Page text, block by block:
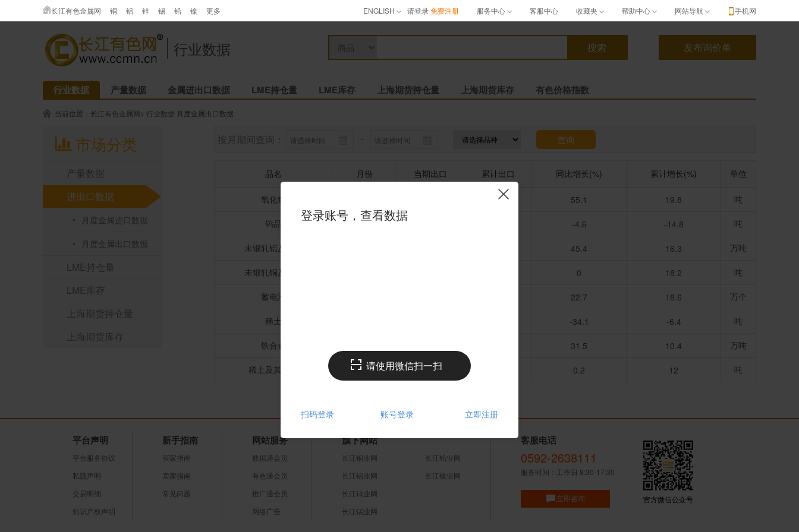
长江有色金属网 铜 铝 锌 锡 铅 镍 更多 ENGLISH 请登录免费注册 服务中心 客服中心 收藏夹 帮助中心 网站导航 手机网
行业数据
行业数据 产量数据 金属进出口数据 LME持仓量 LME库存 上海期货持仓量 上海期货库存 有色价格指数
登录账号，查看数据
请使用微信扫一扫
扫码登录 账号登录 立即注册
当前位置： 长江有色金属网> 行业数据 月度金属出口数据
市场分类
产量数据
进出口数据
月度金属进口数据
月度金属出口数据
LME持仓量
LME库存
上海期货持仓量
上海期货库存
按月期间查询： - 查询
品名 月份 当期出口 累计出口 同比增长(%) 累计增长(%) 单位
氧化铝 1610000 55.1 19.8 吨
钨品 2026-06 -4.6 -14.8 吨
未锻轧铝及铝材 45.4 16.3 万吨
未锻轧铜及铜材 0 18.2 吨
蓄电池 22.7 18.6 万个
稀土 -34.1 -6.4 吨
铁合金 31.5 10.4 万吨
稀土及其制品 2026-06 11571 0.2 12 吨
平台声明
平台服务协议
私隐声明
交易明细
知识产权声明
新手指南
买家指南
卖家指南
常见问题
网站服务
数据通会员
有色通会员
推广通会员
网络广告
旗下网站
长江铜业网
长江铝业网
长江锌业网
长江锡业网
长江铅业网
长江镍业网
客服电话
0592-2638111
服务时间：工作日 8:30-17:30
立即咨询 官方微信公众号